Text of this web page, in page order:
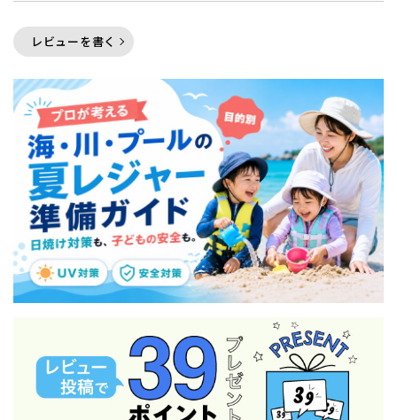
レビューを書く